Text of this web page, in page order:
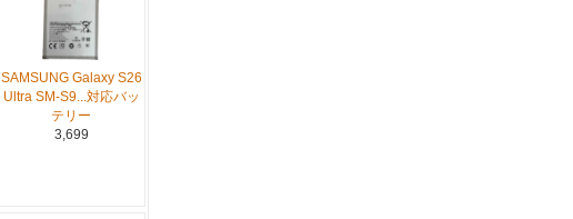
SAMSUNG Galaxy S26
Ultra SM-S9...対応バッ
テリー
3,699